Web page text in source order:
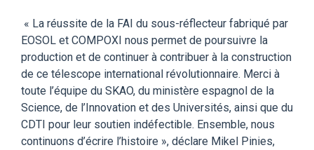
« La réussite de la FAI du sous-réflecteur fabriqué par
EOSOL et COMPOXI nous permet de poursuivre la
production et de continuer à contribuer à la construction
de ce télescope international révolutionnaire. Merci à
toute l’équipe du SKAO, du ministère espagnol de la
Science, de l’Innovation et des Universités, ainsi que du
CDTI pour leur soutien indéfectible. Ensemble, nous
continuons d’écrire l’histoire », déclare Mikel Pinies,